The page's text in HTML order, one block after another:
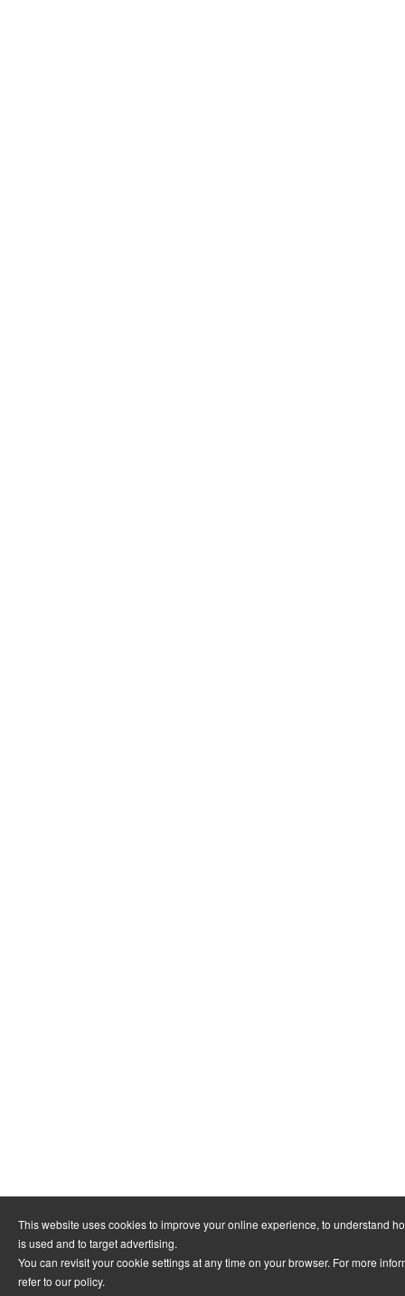
This website uses cookies to improve your online experience, to understand
is used and to target advertising.
You can revisit your cookie settings at any time on your browser. For more
refer to our policy.